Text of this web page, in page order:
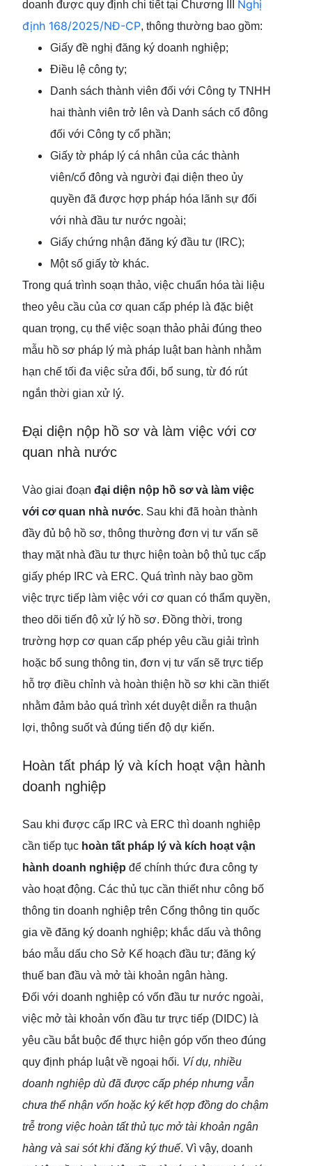
doanh được quy định chi tiết tại Chương III Nghị
định 168/2025/NĐ-CP, thông thường bao gồm:
Giấy đề nghị đăng ký doanh nghiệp;
Điều lệ công ty;
Danh sách thành viên đối với Công ty TNHH
hai thành viên trở lên và Danh sách cổ đông
đối với Công ty cổ phần;
Giấy tờ pháp lý cá nhân của các thành
viên/cổ đông và người đại diện theo ủy
quyền đã được hợp pháp hóa lãnh sự đối
với nhà đầu tư nước ngoài;
Giấy chứng nhận đăng ký đầu tư (IRC);
Một số giấy tờ khác.
Trong quá trình soạn thảo, việc chuẩn hóa tài liệu
theo yêu cầu của cơ quan cấp phép là đặc biệt
quan trọng, cụ thể việc soạn thảo phải đúng theo
mẫu hồ sơ pháp lý mà pháp luật ban hành nhằm
hạn chế tối đa việc sửa đổi, bổ sung, từ đó rút
ngắn thời gian xử lý.
Đại diện nộp hồ sơ và làm việc với cơ
quan nhà nước
Vào giai đoạn đại diện nộp hồ sơ và làm việc
với cơ quan nhà nước. Sau khi đã hoàn thành
đầy đủ bộ hồ sơ, thông thường đơn vị tư vấn sẽ
thay mặt nhà đầu tư thực hiện toàn bộ thủ tục cấp
giấy phép IRC và ERC. Quá trình này bao gồm
việc trực tiếp làm việc với cơ quan có thẩm quyền,
theo dõi tiến độ xử lý hồ sơ. Đồng thời, trong
trường hợp cơ quan cấp phép yêu cầu giải trình
hoặc bổ sung thông tin, đơn vị tư vấn sẽ trực tiếp
hỗ trợ điều chỉnh và hoàn thiện hồ sơ khi cần thiết
nhằm đảm bảo quá trình xét duyệt diễn ra thuận
lợi, thông suốt và đúng tiến độ dự kiến.
Hoàn tất pháp lý và kích hoạt vận hành
doanh nghiệp
Sau khi được cấp IRC và ERC thì doanh nghiệp
cần tiếp tục hoàn tất pháp lý và kích hoạt vận
hành doanh nghiệp để chính thức đưa công ty
vào hoạt động. Các thủ tục cần thiết như công bố
thông tin doanh nghiệp trên Cổng thông tin quốc
gia về đăng ký doanh nghiệp; khắc dấu và thông
báo mẫu dấu cho Sở Kế hoạch đầu tư; đăng ký
thuế ban đầu và mở tài khoản ngân hàng.
Đối với doanh nghiệp có vốn đầu tư nước ngoài,
việc mở tài khoản vốn đầu tư trực tiếp (DIDC) là
yêu cầu bắt buộc để thực hiện góp vốn theo đúng
quy định pháp luật về ngoại hối. Ví dụ, nhiều
doanh nghiệp dù đã được cấp phép nhưng vẫn
chưa thể nhận vốn hoặc ký kết hợp đồng do chậm
trễ trong việc hoàn tất thủ tục mở tài khoản ngân
hàng và sai sót khi đăng ký thuế. Vì vậy, doanh